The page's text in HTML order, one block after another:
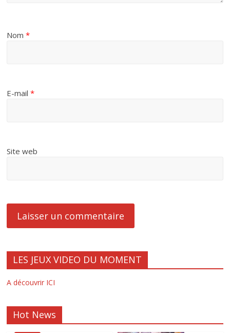
Nom*
E-mail*
Site web
LES JEUX VIDEO DU MOMENT
A découvrir ICI
Hot News